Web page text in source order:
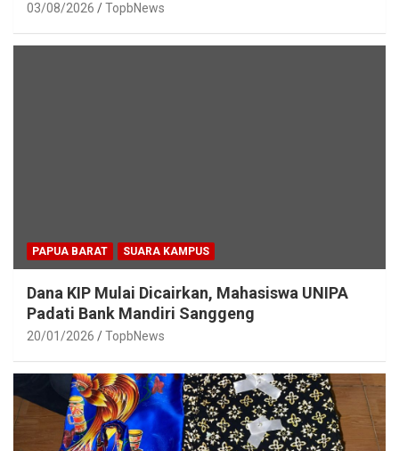
03/08/2026 TopbNews
PAPUA BARAT SUARA KAMPUS
Dana KIP Mulai Dicairkan, Mahasiswa UNIPA
Padati Bank Mandiri Sanggeng
20/01/2026 TopbNews